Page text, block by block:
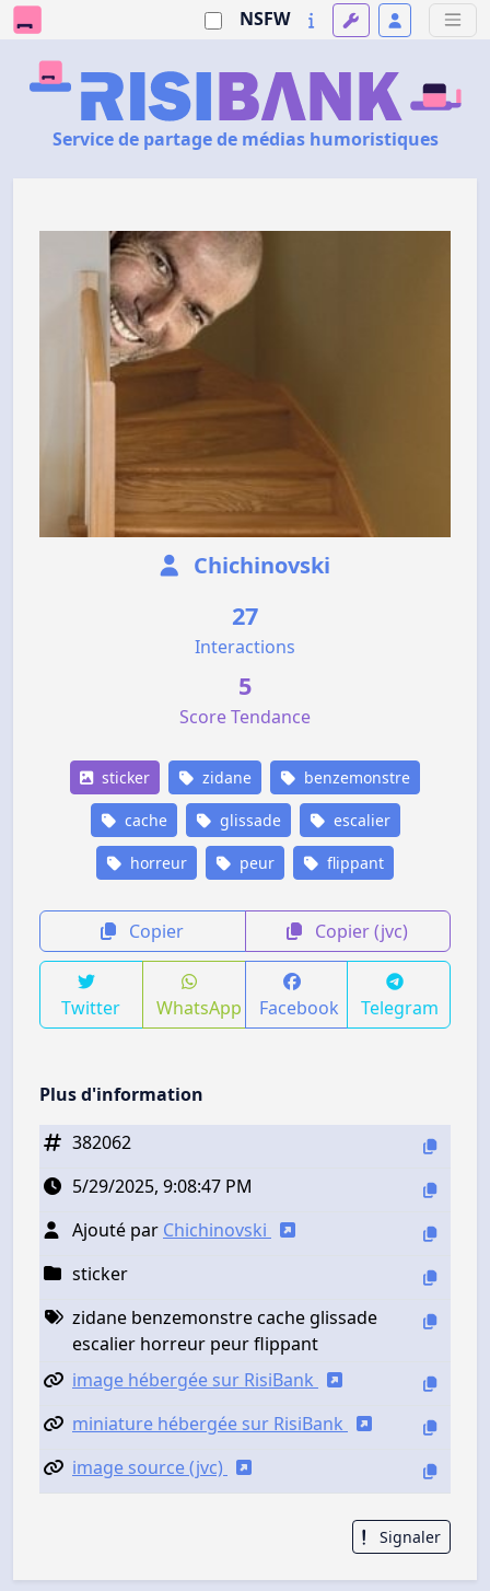
NSFW
Service de partage de médias humoristiques
Chichinovski
27
Interactions
5
Score Tendance
sticker zidane benzemonstre
cache glissade escalier
horreur peur flippant
Copier Copier (jvc)
Twitter WhatsApp Facebook Telegram
Plus d'information
382062
5/29/2025, 9:08:47 PM
Ajouté par Chichinovski
sticker
zidane benzemonstre cache glissade
escalier horreur peur flippant
image hébergée sur RisiBank
miniature hébergée sur RisiBank
image source (jvc)
Signaler